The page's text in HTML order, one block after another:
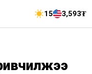
15 3,593₮